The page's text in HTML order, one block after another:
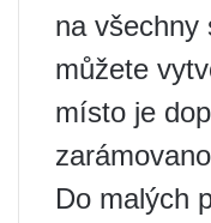
na všechny
můžete
místo je
Do malých